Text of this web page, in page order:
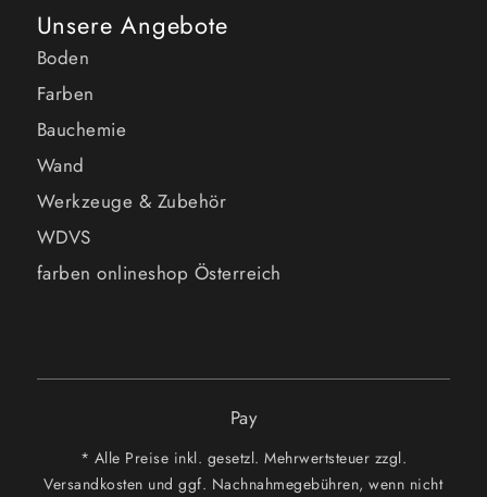
Unsere Angebote
Boden
Farben
Bauchemie
Wand
Werkzeuge & Zubehör
WDVS
farben onlineshop Österreich
Pay
* Alle Preise inkl. gesetzl. Mehrwertsteuer zzgl.
Versandkosten und ggf. Nachnahmegebühren, wenn nicht